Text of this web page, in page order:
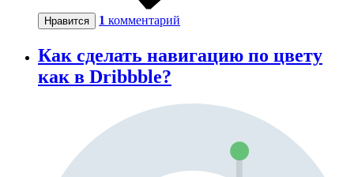
Нравится 1 комментарий
Как сделать навигацию по цвету
как в Dribbble?